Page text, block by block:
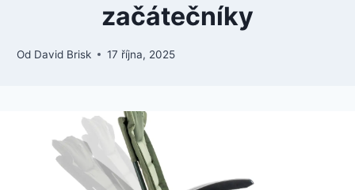
začátečníky
Od David Brisk 17 října, 2025